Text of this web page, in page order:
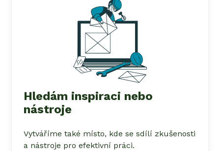
Hledám inspiraci nebo
nástroje
Vytváříme také místo, kde se sdílí zkušenosti
a nástroje pro efektivní práci.